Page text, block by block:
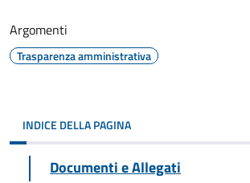
Argomenti
Trasparenza amministrativa
INDICE DELLA PAGINA
Documenti e Allegati